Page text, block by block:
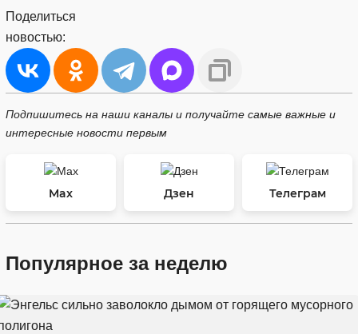
Поделиться
новостью:
Подпишитесь на наши каналы и получайте самые важные и
интересные новости первым
Max Дзен Телеграм
Популярное за неделю